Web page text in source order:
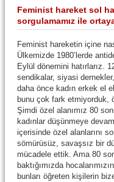
Feminist hareket sol
sorgulamamız ile
Feminist hareketin içine
Ülkemizde 1980’lerde
Eylül dönemini hatırlarız.
sendikalar, siyasi
daha önce kadın erkek el
bunu çok fark etmiyorduk,
Şimdi özel alanımız 80
kadınlar düşünmeye
içerisinde özel alanlarını
sömürüsüz, savaşsız bir
mücadele ettik. Ama 80
baktığımızda
bunları öğreten kişilerin